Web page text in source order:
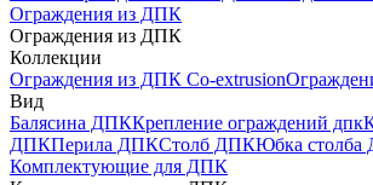
Ограждения из ДПК
Ограждения из ДПК
Коллекции
Ограждения из ДПК Co-extrusion
Вид
Балясина ДПККрепление ограждений дпк
ДПКПерила ДПКСтолб ДПКЮбка
Комплектующие для ДПК